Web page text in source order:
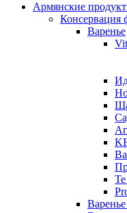
Армянские
Консервация
Варенье